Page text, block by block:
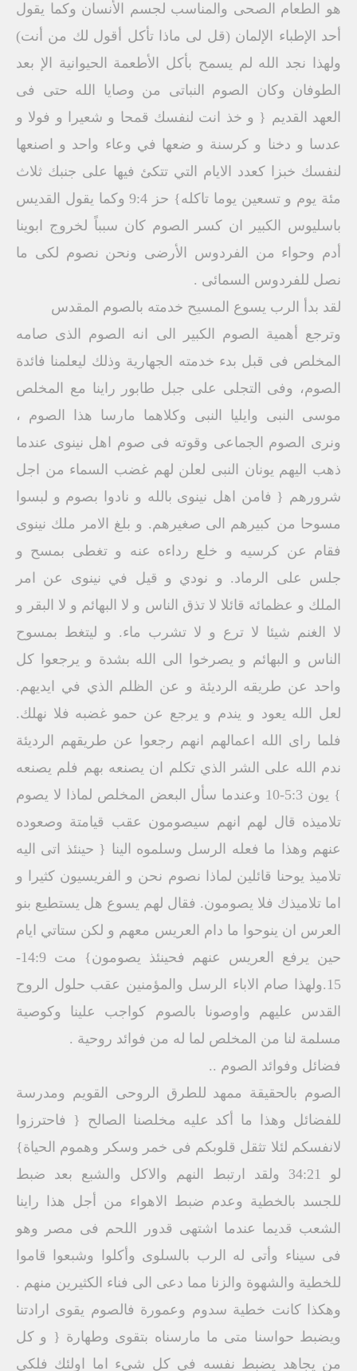
هو الطعام الصحى والمناسب لجسم الأنسان وكما يقول
أحد الإطباء الإلمان (قل لى ماذا تأكل أقول لك من أنت)
ولهذا نجد الله لم يسمح بأكل الأطعمة الحيوانية الإ بعد
الطوفان وكان الصوم النباتى من وصايا الله حتى فى
العهد القديم { و خذ انت لنفسك قمحا و شعيرا و فولا و
عدسا و دخنا و كرسنة و ضعها في وعاء واحد و اصنعها
لنفسك خبزا كعدد الايام التي تتكئ فيها على جنبك ثلاث
مئة يوم و تسعين يوما تاكله} حز 9:4 وكما يقول القديس
باسليوس الكبير ان كسر الصوم كان سبباً لخروج ابوينا
أدم وحواء من الفردوس الأرضى ونحن نصوم لكى ما
نصل للفردوس السمائى .
لقد بدأ الرب يسوع المسيح خدمته بالصوم المقدس
وترجع أهمية الصوم الكبير الى انه الصوم الذى صامه
المخلص فى قبل بدء خدمته الجهارية وذلك ليعلمنا فائدة
الصوم، وفى التجلى على جبل طابور راينا مع المخلص
موسى النبى وايليا النبى وكلاهما مارسا هذا الصوم ،
ونرى الصوم الجماعى وقوته فى صوم اهل نينوى عندما
ذهب اليهم يونان النبى لعلن لهم غضب السماء من اجل
شرورهم { فامن اهل نينوى بالله و نادوا بصوم و لبسوا
مسوحا من كبيرهم الى صغيرهم. و بلغ الامر ملك نينوى
فقام عن كرسيه و خلع رداءه عنه و تغطى بمسح و
جلس على الرماد. و نودي و قيل في نينوى عن امر
الملك و عظمائه قائلا لا تذق الناس و لا البهائم و لا البقر و
لا الغنم شيئا لا ترع و لا تشرب ماء. و ليتغط بمسوح
الناس و البهائم و يصرخوا الى الله بشدة و يرجعوا كل
واحد عن طريقه الرديئة و عن الظلم الذي في ايديهم.
لعل الله يعود و يندم و يرجع عن حمو غضبه فلا نهلك.
فلما راى الله اعمالهم انهم رجعوا عن طريقهم الرديئة
ندم الله على الشر الذي تكلم ان يصنعه بهم فلم يصنعه
} يون 5:3-10 وعندما سأل البعض المخلص لماذا لا يصوم
تلاميذه قال لهم انهم سيصومون عقب قيامتة وصعوده
عنهم وهذا ما فعله الرسل وسلموه الينا { حينئذ اتى اليه
تلاميذ يوحنا قائلين لماذا نصوم نحن و الفريسيون كثيرا و
اما تلاميذك فلا يصومون. فقال لهم يسوع هل يستطيع بنو
العرس ان ينوحوا ما دام العريس معهم و لكن ستاتي ايام
حين يرفع العريس عنهم فحينئذ يصومون} مت 14:9-
15.ولهذا صام الاباء الرسل والمؤمنين عقب حلول الروح
القدس عليهم واوصونا بالصوم كواجب علينا وكوصية
مسلمة لنا من المخلص لما له من فوائد روحية .
فضائل وفوائد الصوم ..
الصوم بالحقيقة ممهد للطرق الروحى القويم ومدرسة
للفضائل وهذا ما أكد عليه مخلصنا الصالح { فاحترزوا
لانفسكم لئلا تثقل قلوبكم فى خمر وسكر وهموم الحياة}
لو 34:21 ولقد ارتبط النهم والاكل والشبع بعد ضبط
للجسد بالخطية وعدم ضبط الاهواء من أجل هذا راينا
الشعب قديما عندما اشتهى قدور اللحم فى مصر وهو
فى سيناء وأتى له الرب بالسلوى وأكلوا وشبعوا قاموا
للخطية والشهوة والزنا مما دعى الى فناء الكثيرين منهم .
وهكذا كانت خطية سدوم وعمورة فالصوم يقوى ارادتنا
ويضبط حواسنا متى ما مارسناه بتقوى وطهارة { و كل
من يجاهد يضبط نفسه في كل شيء اما اولئك فلكي